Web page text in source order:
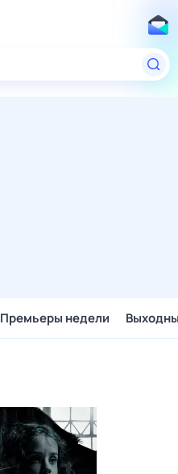
Премьеры недели